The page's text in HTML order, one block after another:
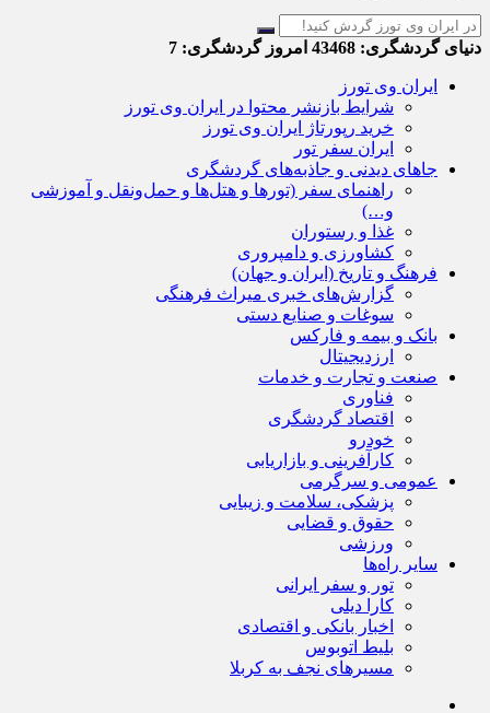
دنیای گردشگری: امروز گردشگری:
ایران وی تورز
شرایط بازنشر محتوا در ایران وی تورز
خرید رپورتاژ ایران وی تورز
ایران سفر تور
جاهای دیدنی و جاذبه‌های گردشگری
راهنمای سفر (تورها و هتل‌ها و حمل‌و‌نقل و آموزشی
و…)
غذا و رستوران
کشاورزی و دامپروری
فرهنگ و تاریخ (ایران و جهان)
گزارش‌های خبری میراث فرهنگی
سوغات و صنایع دستی
بانک و بیمه و فارکس
ارزدیجیتال
صنعت و تجارت و خدمات
فناوری
اقتصاد گردشگری
خودرو
کارآفرینی و بازاریابی
عمومی و سرگرمی
پزشکی، سلامت و زیبایی
حقوق و قضایی
ورزشی
سایر راه‌ها
تور و سفر ایرانی
کارا دیلی
اخبار بانکی و اقتصادی
بلیط اتوبوس
مسیرهای نجف به کربلا